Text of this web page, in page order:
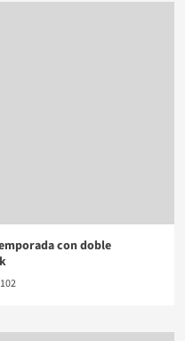
con doble
102